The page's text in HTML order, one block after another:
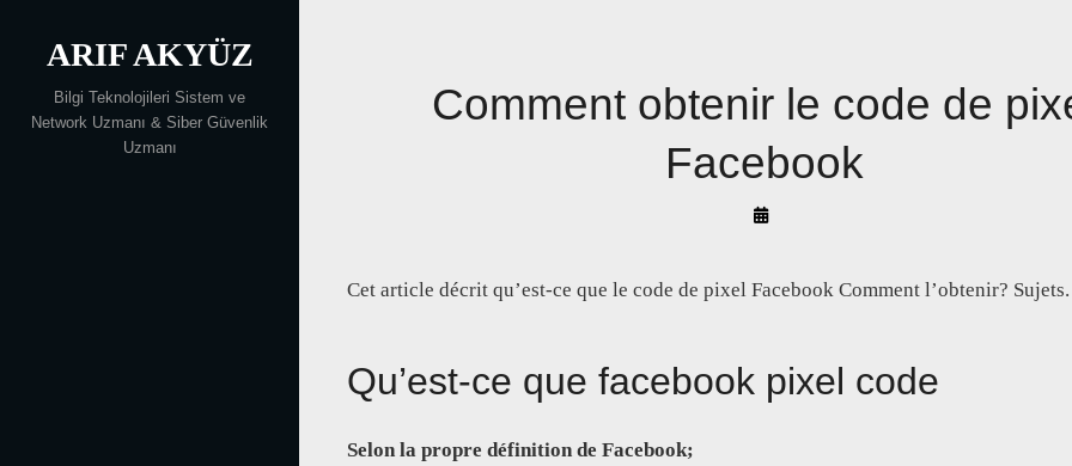
content
ARIF AKYÜZ
Bilgi Teknolojileri Sistem ve
Network Uzmanı & Siber Güvenlik
Uzmanı
Comment obtenir le code de
Facebook
By
Cet article décrit qu’est-ce que le code de pixel Facebook Comment l’obtenir? Sujets.
Qu’est-ce que facebook pixel code
Selon la propre définition de Facebook;